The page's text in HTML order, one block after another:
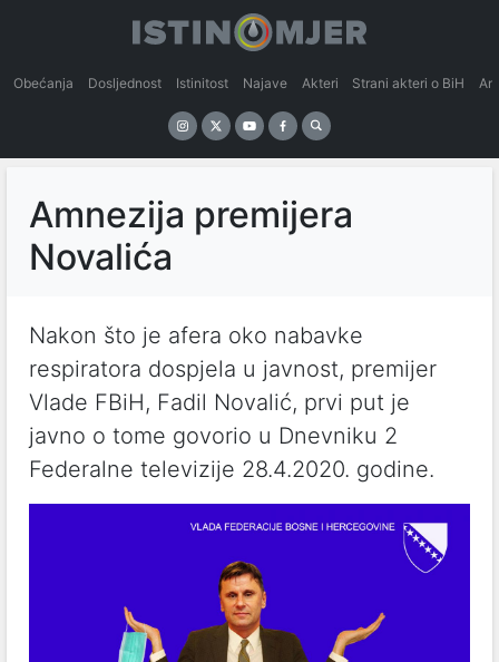
Obećanja Dosljednost Istinitost Najave Akteri Strani akteri o BiH
Amnezija premijera
Novalića
Nakon što je afera oko nabavke
respiratora dospjela u javnost, premijer
Vlade FBiH, Fadil Novalić, prvi put je
javno o tome govorio u Dnevniku 2
Federalne televizije 28.4.2020. godine.